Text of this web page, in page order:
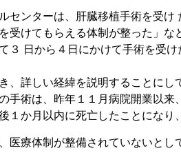
センターは、肝臓移植手術を受け
受けてもらえる体制が整った」な
３ 日から４日にかけて手術を受
、詳しい経緯を説明することにし
手術は、昨年１１月病院開業以来
１か月以内に死亡したことになり
医療体制が整備されていないとし